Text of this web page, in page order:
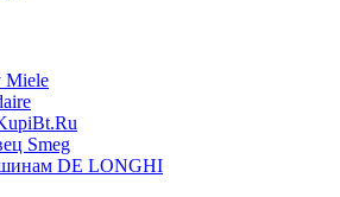
Miele
Smeg
DE LONGHI